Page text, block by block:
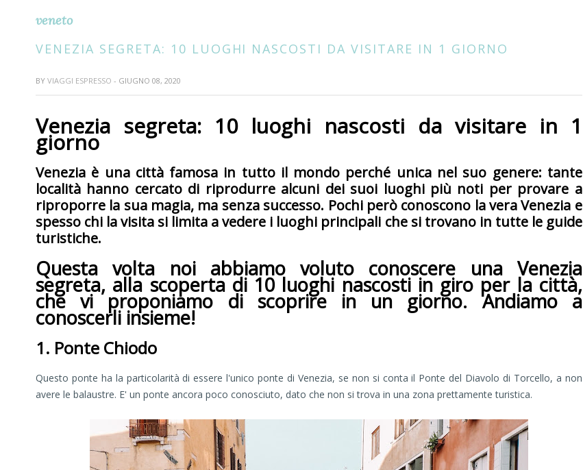
veneto
VENEZIA SEGRETA: 10 LUOGHI NASCOSTI DA VISITARE IN 1 GIORNO
BY VIAGGI ESPRESSO - GIUGNO 08, 2020
Venezia segreta: 10 luoghi nascosti da visitare in 1
giorno
Venezia è una città famosa in tutto il mondo perché unica nel suo genere: tante
località hanno cercato di riprodurre alcuni dei suoi luoghi più noti per provare a
riproporre la sua magia, ma senza successo. Pochi però conoscono la vera Venezia e
spesso chi la visita si limita a vedere i luoghi principali che si trovano in tutte le guide
turistiche.
Questa volta noi abbiamo voluto conoscere una Venezia
segreta, alla scoperta di 10 luoghi nascosti in giro per la città,
che vi proponiamo di scoprire in un giorno. Andiamo a
conoscerli insieme!
1. Ponte Chiodo
Questo ponte ha la particolarità di essere l'unico ponte di Venezia, se non si conta il Ponte del Diavolo di Torcello, a non
avere le balaustre. E' un ponte ancora poco conosciuto, dato che non si trova in una zona prettamente turistica.